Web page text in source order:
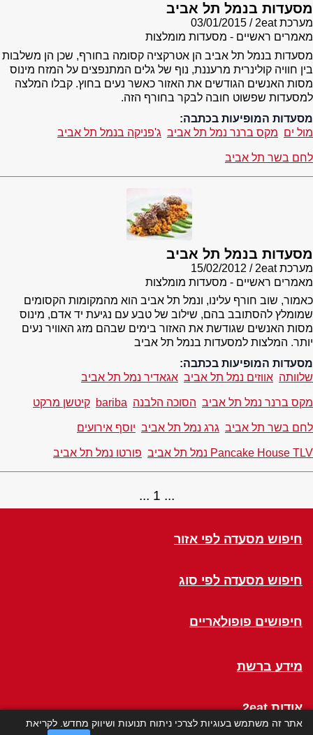
מסעדות בנמל תל אביב
מערכת 2eat
03/01/2015
מאמרים ראשיים - מסעדות מומלצות
מסעדות בנמל תל אביב הן אטרקציה קסומה בחורף, שכן הן משלבות
בין חוויה קולינרית מרעננת, נוף של גלים המתנפצים על המזח מינוס
מסות האנשים הגודשים את האזור כאשר נעים בחוץ. קבלו המלצה
למסעדות שפשוט חובה לבקר בחורף הזה.
מסעדות המופיעות בכתבה:
מול ים מקס ברנר נמל תל אביב ג'פניקה בנמל תל אביב
לחם בשר תל אביב
מסעדות בנמל תל אביב
מערכת 2eat
15/02/2012
מאמרים ראשיים - מסעדות מומלצות
כאמור, שוב חורף עלינו, ונמל תל אביב הוא מהמקומות הקסומים
שמומלץ להסתובב בהם, שילוב של טבע עם נגיעת יד אדם, מינוס
מסות האנשים שגודשת את האזור בימים שבהם מזג האוויר נעים
יותר. המלצות למסעדות בנמל תל אביב
מסעדות המופיעות בכתבה:
שלוותה אווזים נמל תל אביב אגאדיר נמל תל אביב
מקס ברנר נמל תל אביב הסוכה הלבנה bariba קיטשן מרקט
לחם בשר תל אביב גרג נמל תל אביב יוסף אירועים
Pancake House TLV נמל תל אביב פורטו נמל תל אביב
1
חיפוש מסעדה לפי אזור
חיפוש מסעדה לפי סוג
חיפושים פופולאריים
מידע ברשת
אודות 2eat
אתר זה משתמש בעוגיות לצרכי ניתוח תנועות ושיווק מחדש. לקריאת